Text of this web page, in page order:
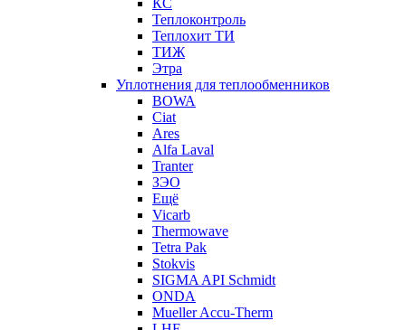
КС
Теплоконтроль
Теплохит ТИ
ТИЖ
Этра
Уплотнения для теплообменников
BOWA
Ciat
Ares
Alfa Laval
Tranter
ЗЭО
Ещё
Vicarb
Thermowave
Tetra Pak
Stokvis
SIGMA API Schmidt
ONDA
Mueller Accu-Therm